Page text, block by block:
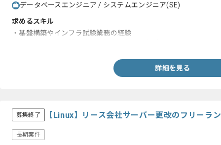
データベースエンジニア / システムエンジニア(SE)
求めるスキル
・基盤構築やインフラ試験業務の経験
詳細を見る
募集終了 【Linux】リース会社サーバー更改のフリーラ
長期案件